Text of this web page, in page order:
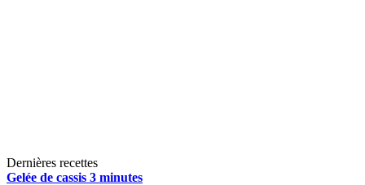
Dernières recettes
Gelée de cassis 3 minutes